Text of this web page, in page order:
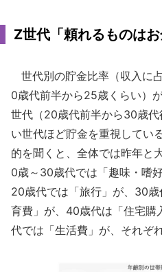
Z世代「頼れるものはお
世代別の貯金比率（収入に
0歳代前半から25歳くらい）
世代（20歳代前半から30歳代
い世代ほど貯金を重視してい
的を聞くと、全体では昨年と
0歳～30歳代では「趣味・嗜
20歳代では「旅行」が、30
育費」が、40歳代は「住宅
代では「生活費」が、それぞ